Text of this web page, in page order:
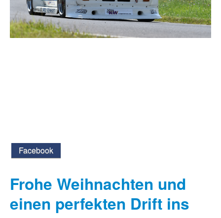
Facebook
Frohe Weihnachten und
einen perfekten Drift ins